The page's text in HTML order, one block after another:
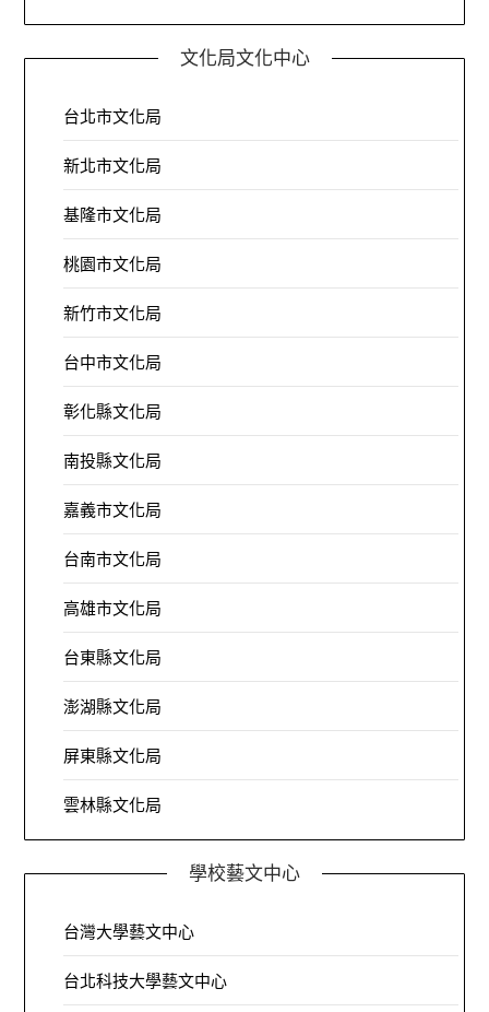
文化局文化中心
台北市文化局
新北市文化局
基隆市文化局
桃園市文化局
新竹市文化局
台中市文化局
彰化縣文化局
南投縣文化局
嘉義市文化局
台南市文化局
高雄市文化局
台東縣文化局
澎湖縣文化局
屏東縣文化局
雲林縣文化局
學校藝文中心
台灣大學藝文中心
台北科技大學藝文中心